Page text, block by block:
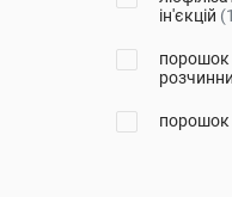
ін'єкцій
порошок
порошок